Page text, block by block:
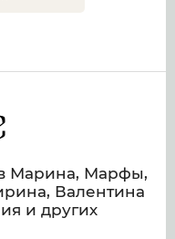
Марина, Марфы,
Валентина
и других